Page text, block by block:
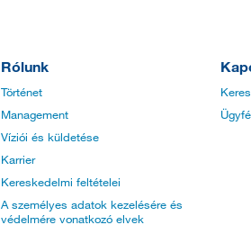
Rólunk
Történet
Management
Víziói és küldetése
Karrier
Kereskedelmi feltételei
A személyes adatok kezelésére és
védelmére vonatkozó elvek